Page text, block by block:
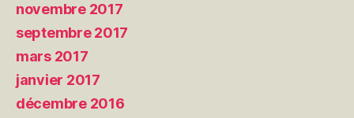
novembre 2017
septembre 2017
mars 2017
janvier 2017
décembre 2016